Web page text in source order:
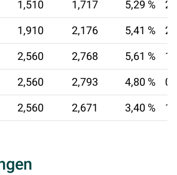
1,510 1,717 5,29 %
1,910 2,176 5,41 %
2,560 2,768 5,61 %
2,560 2,793 4,80 %
2,560 2,671 3,40 %